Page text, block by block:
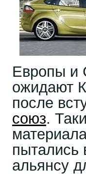
Европы и
ожидают
после
союз.
пытались
альянсу